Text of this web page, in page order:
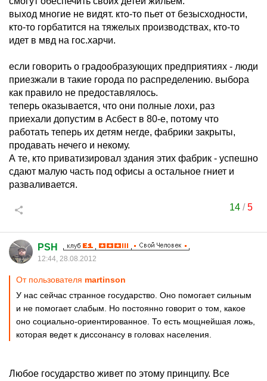
выход многие не видят. кто-то пьет от безысходности,
кто-то горбатится на тяжелых производствах, кто-то
идет в мвд на гос.харчи.
если говорить о градообразующих предприятиях - люди
приезжали в такие города по распределению. выбора
как правило не предоставлялось.
теперь оказывается, что они полные лохи, раз
приехали допустим в Асбест в 80-е, потому что
работать теперь их детям негде, фабрики закрыты,
продавать нечего и некому.
А те, кто приватизировал здания этих фабрик - успешно
сдают малую часть под офисы а остальное гниет и
разваливается.
14 /5
PSH
12:44, 28.08.2012
От пользователя martinson
У нас сейчас странное государство. Оно помогает сильным
и не помогает слабым. Но постоянно говорит о том, какое
оно социально-ориентированное. То есть мощнейшая ложь,
которая ведет к диссонансу в головах населения.
Любое государство живет по этому принципу. Все